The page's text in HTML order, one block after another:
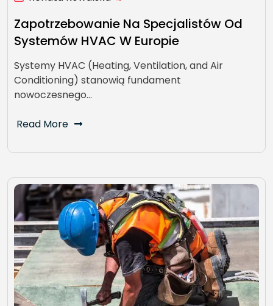
Zapotrzebowanie Na Specjalistów Od
Systemów HVAC W Europie
Systemy HVAC (Heating, Ventilation, and Air
Conditioning) stanowią fundament
nowoczesnego…
Read More